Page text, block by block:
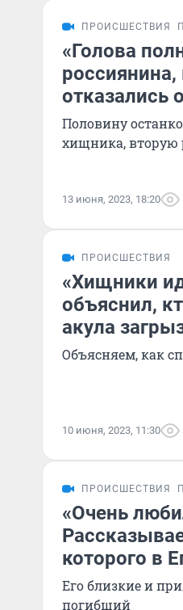
ПРОИСШЕСТВИЯ
«Голова
россиянина,
отказались
Половину
хищника, вторую
13 июня, 2023, 18:20
ПРОИСШЕСТВИЯ
«Хищники
объяснил,
акула
Объясняем, как
10 июня, 2023, 11:30
ПРОИСШЕСТВИЯ
«Очень
которого в
Его близкие и
погибший